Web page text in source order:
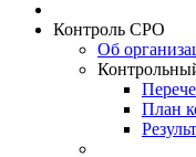
Контроль СРО
Об
План